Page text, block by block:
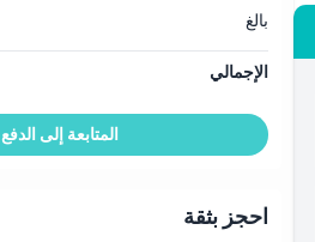
بالغ
الإجمالي
المتابعة إلى الدفع
احجز بثقة